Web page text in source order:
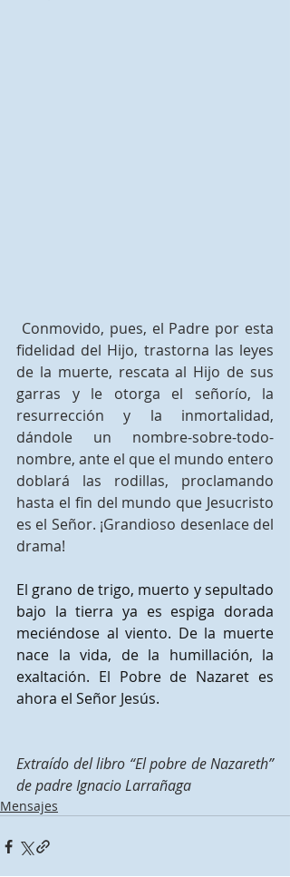
Conmovido, pues, el Padre por esta
fidelidad del Hijo, trastorna las leyes
de la muerte, rescata al Hijo de sus
garras y le otorga el señorío, la
resurrección y la inmortalidad,
dándole un nombre-sobre-todo-
nombre, ante el que el mundo entero
doblará las rodillas, proclamando
hasta el fin del mundo que Jesucristo
es el Señor. ¡Grandioso desenlace del
drama!
El grano de trigo, muerto y sepultado
bajo la tierra ya es espiga dorada
meciéndose al viento. De la muerte
nace la vida, de la humillación, la
exaltación. El Pobre de Nazaret es
ahora el Señor Jesús.
Extraído del libro “El pobre de Nazareth”
de padre Ignacio Larrañaga
Mensajes